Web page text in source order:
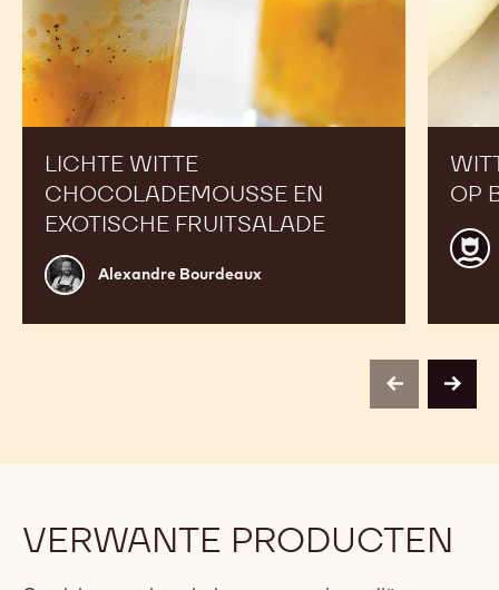
LICHTE WITTE
CHOCOLADEMOUSSE EN
EXOTISCHE FRUITSALADE
Alexandre
Bourdeaux
Alexandre Bourdeaux
OP
previousnext
VERWANTE PRODUCTEN